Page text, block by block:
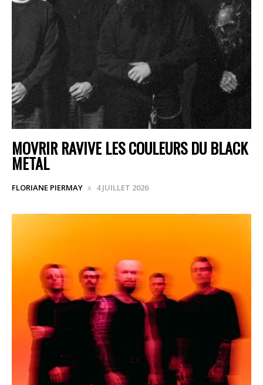
MOVRIR RAVIVE LES COULEURS DU BLACK
METAL
FLORIANE PIERMAY 4 JUILLET 2026